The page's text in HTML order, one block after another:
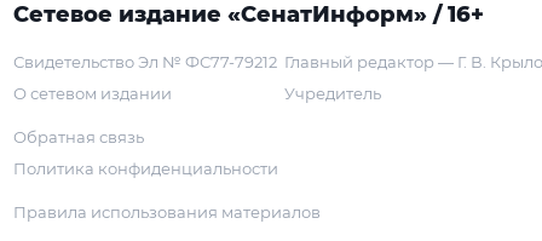
Сетевое издание «СенатИнформ» / 16+
Свидетельство Эл № ФС77-79212
О сетевом издании
Главный редактор — Г. В.
Учредитель
Обратная связь
Политика конфиденциальности
Правила использования материалов